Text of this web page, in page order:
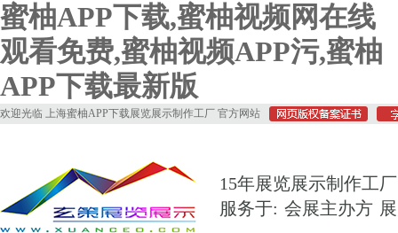
蜜柚APP下载,蜜柚视频网在线
观看免费,蜜柚视频APP污,蜜柚
APP下载最新版
欢迎光临 上海蜜柚APP下载展览展示制作工厂 官方网站
15年展览展示制作工厂
服务于: 会展主办方